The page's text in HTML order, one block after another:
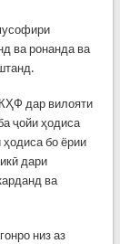
ва ронанда ва
дар вилояти
ҷойи ҳодиса
бо ёрии
дари
ва
низ аз